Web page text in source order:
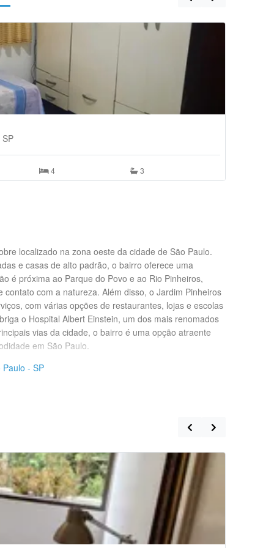
4 3
localizado na zona oeste da cidade de São Paulo.
e casas de alto padrão, o bairro oferece uma
é próxima ao Parque do Povo e ao Rio Pinheiros,
com a natureza. Além disso, o Jardim Pinheiros
com várias opções de restaurantes, lojas e escolas
o Hospital Albert Einstein, um dos mais renomados
vias da cidade, o bairro é uma opção atraente
em São Paulo.
- SP